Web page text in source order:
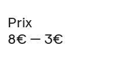
Prix
8€ — 3€